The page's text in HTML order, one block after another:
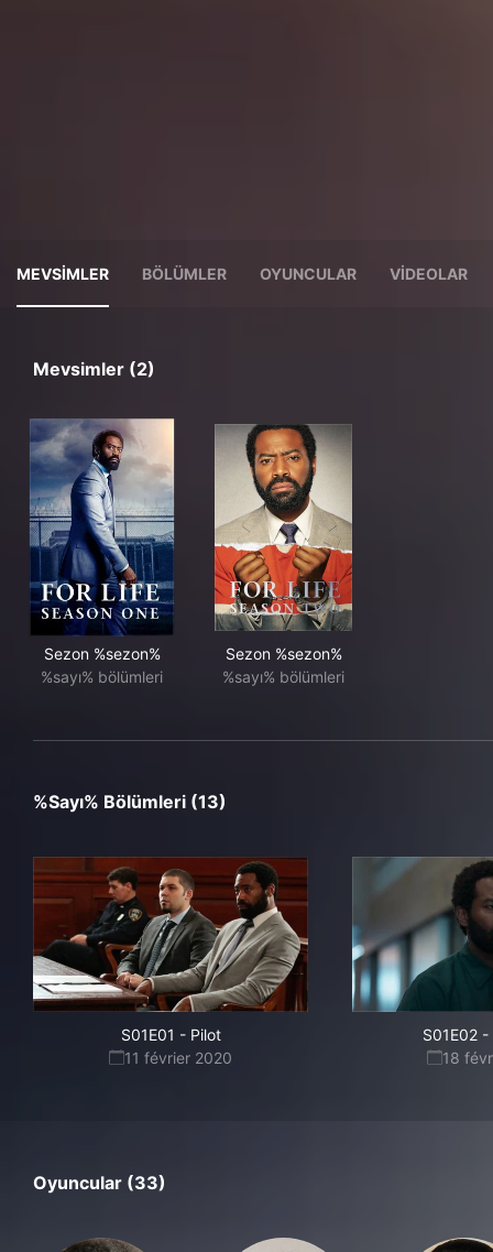
MEVSIMLER BÖLÜMLER OYUNCULAR VIDEOLAR
Mevsimler (2)
Sezon %sezon%
%sayı% bölümleri
Sezon %sezon%
%sayı% bölümleri
%sayı% Bölümleri (13)
S01E01 - Pilot
11 février 2020
S01E02-
18
Oyuncular (33)